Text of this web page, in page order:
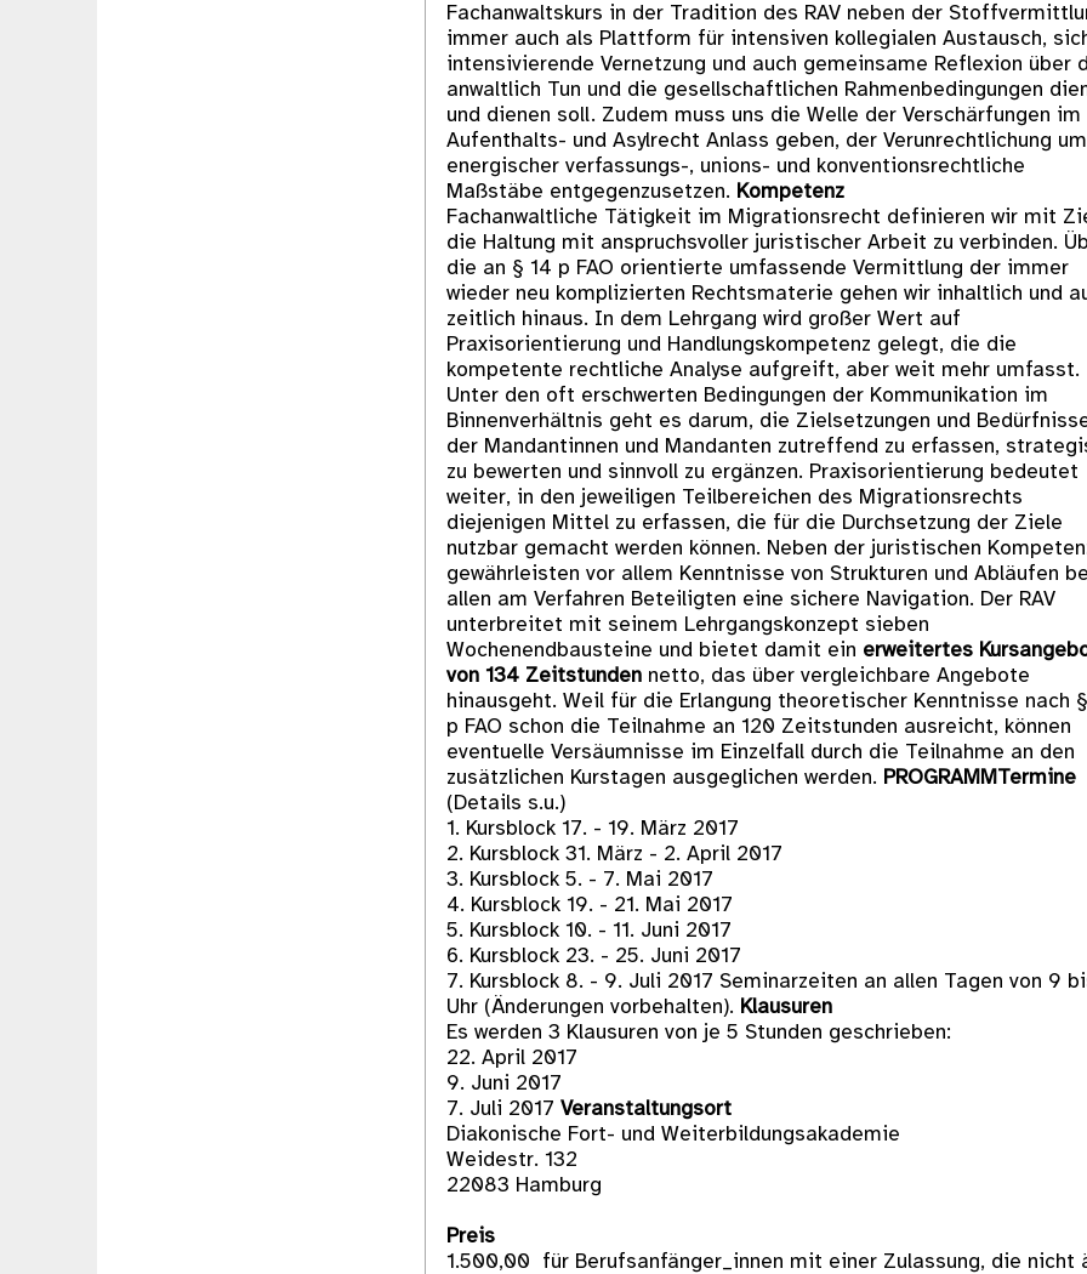
Fachanwaltskurs in der Tradition des RAV neben der
immer auch als Plattform für intensiven kollegialen Austausch,
intensivierende Vernetzung und auch gemeinsame Reflexion über
anwaltlich Tun und die gesellschaftlichen Rahmenbedingungen
und dienen soll. Zudem muss uns die Welle der Verschärfungen im
Aufenthalts- und Asylrecht Anlass geben, der Verunrechtlichung
energischer verfassungs-, unions- und konventionsrechtliche
Maßstäbe entgegenzusetzen. Kompetenz
Fachanwaltliche Tätigkeit im Migrationsrecht definieren wir mit
die Haltung mit anspruchsvoller juristischer Arbeit zu verbinden.
die an § 14 p FAO orientierte umfassende Vermittlung der immer
wieder neu komplizierten Rechtsmaterie gehen wir inhaltlich und
zeitlich hinaus. In dem Lehrgang wird großer Wert auf
Praxisorientierung und Handlungskompetenz gelegt, die die
kompetente rechtliche Analyse aufgreift, aber weit mehr umfasst.
Unter den oft erschwerten Bedingungen der Kommunikation im
Binnenverhältnis geht es darum, die Zielsetzungen und
der Mandantinnen und Mandanten zutreffend zu erfassen,
zu bewerten und sinnvoll zu ergänzen. Praxisorientierung bedeutet
weiter, in den jeweiligen Teilbereichen des Migrationsrechts
diejenigen Mittel zu erfassen, die für die Durchsetzung der Ziele
nutzbar gemacht werden können. Neben der juristischen
gewährleisten vor allem Kenntnisse von Strukturen und Abläufen
allen am Verfahren Beteiligten eine sichere Navigation. Der RAV
unterbreitet mit seinem Lehrgangskonzept sieben
Wochenendbausteine und bietet damit ein erweitertes
von 134 Zeitstunden netto, das über vergleichbare Angebote
hinausgeht. Weil für die Erlangung theoretischer Kenntnisse nach
p FAO schon die Teilnahme an 120 Zeitstunden ausreicht, können
eventuelle Versäumnisse im Einzelfall durch die Teilnahme an den
zusätzlichen Kurstagen ausgeglichen werden. PROGRAMMTermine
(Details s.u.)
1. Kursblock 17. - 19. März 2017
2. Kursblock 31. März - 2. April 2017
3. Kursblock 5. - 7. Mai 2017
4. Kursblock 19. - 21. Mai 2017
5. Kursblock 10. - 11. Juni 2017
6. Kursblock 23. - 25. Juni 2017
7. Kursblock 8. - 9. Juli 2017 Seminarzeiten an allen Tagen von 9
Uhr (Änderungen vorbehalten). Klausuren
Es werden 3 Klausuren von je 5 Stunden geschrieben:
22. April 2017
9. Juni 2017
7. Juli 2017Veranstaltungsort
Diakonische Fort- und Weiterbildungsakademie
Weidestr. 132
22083 Hamburg
Preis
1.500,00 für Berufsanfänger_innen mit einer Zulassung, die nicht